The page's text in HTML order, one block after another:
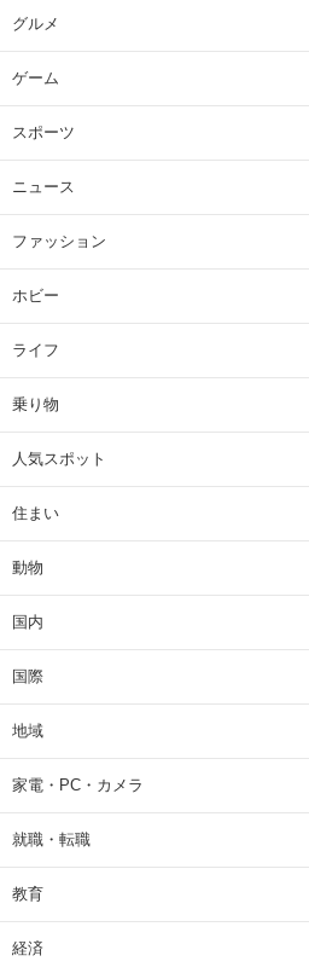
グルメ
ゲーム
スポーツ
ニュース
ファッション
ホビー
ライフ
乗り物
人気スポット
住まい
動物
国内
国際
地域
家電・PC・カメラ
就職・転職
教育
経済